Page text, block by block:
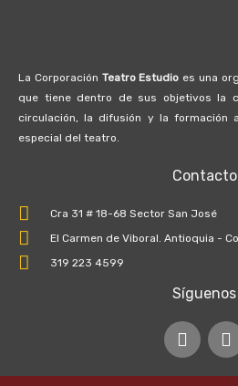
La Corporación Teatro Estudio es una
que tiene dentro de sus objetivos la
circulación, la difusión y la formación
especial del teatro.
Contacto
Cra 31 # 18-68 Sector San José
El Carmen de Viboral. Antioquia -
319 223 4599
Síguenos
I
n
F
a